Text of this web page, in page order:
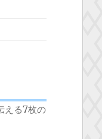
える7枚の